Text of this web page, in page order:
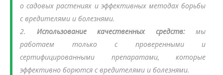
о садовых растениях и эффективных методах борьбы
с вредителями и болезнями.
2. Использование качественных средств:мы
работаем только с проверенными и
сертифицированными препаратами, которые
эффективно борются с вредителями и болезнями.